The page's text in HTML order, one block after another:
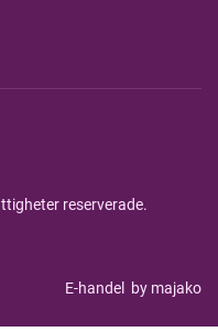
reserverade.
E-handel by majako